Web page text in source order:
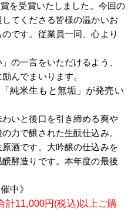
を受賞いたしました。今回の
てくださる皆様の温かいお
です。従業員一同、心より
の一言をいただけるよう、
んでまいります。
純米生もと無垢」が発売い
いと後口を引き締める爽や
力で醸された生酛仕込み。
酒です。大吟醸の仕込みを
酵造りです。本年度の最後
中》
計11,000円(税込)以上ご購